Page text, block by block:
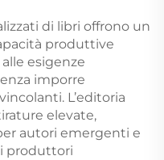
stampa e confezione
personalizzata per
adulti e coppie
di libri offrono un
produttive
esigenze
imporre
L’editoria
elevate,
autori emergenti e
i produttori